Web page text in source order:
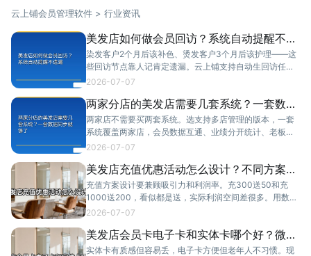
云上铺会员管理软件 > 行业资讯
美发店如何做会员回访？系统自动提醒不遗
漏
染发客户2个月后该补色、烫发客户3个月后该护理——这
些回访节点靠人记肯定遗漏。云上铺支持自动生回访任
务，分配到指定员工执行。
2026-07-07
两家分店的美发店需要几套系统？一套数据
同步就够了
两家店不需要买两套系统。选支持多店管理的版本，一套
系统覆盖两家店，会员数据互通、业绩分开统计、老板统
一查看。
2026-07-07
美发店充值优惠活动怎么设计？不同方案利
润对比
充值方案设计要兼顾吸引力和利润率。充300送50和充
1000送200，看似都是送，实际利润空间差很多。用数据
拆解4种充值方案的利润模型。
2026-07-07
美发店会员卡电子卡和实体卡哪个好？微信
卡包更方便
实体卡有质感但容易丢，电子卡方便但老年人不习惯。现